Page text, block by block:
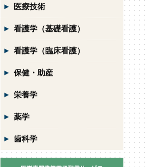
医療技術
看護学（基礎看護）
看護学（臨床看護）
保健・助産
栄養学
薬学
歯科学